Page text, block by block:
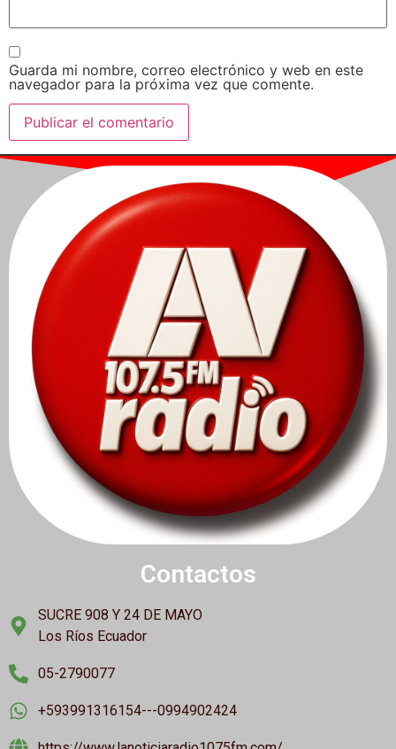
Guarda mi nombre, correo electrónico y web en este
navegador para la próxima vez que comente.
Contactos
SUCRE 908 Y 24 DE MAYO
Los Ríos Ecuador
05-2790077
+593991316154---0994902424